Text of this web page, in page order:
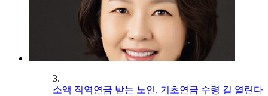
3.
소액 직역연금 받는 노인, 기초연금 수령 길 열린다